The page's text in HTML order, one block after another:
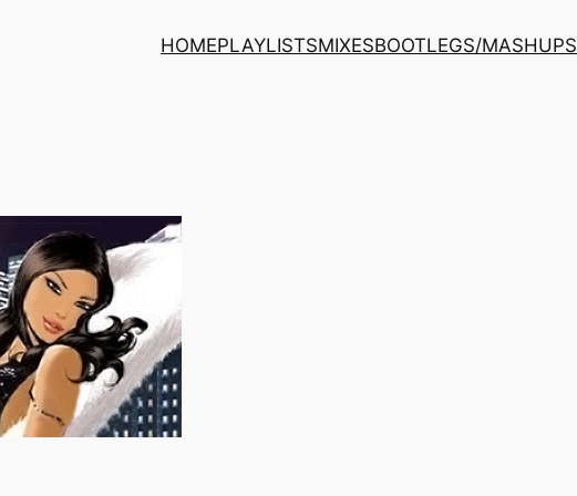
HOMEPLAYLISTSMIXESBOOTLEGS/MASHUPS